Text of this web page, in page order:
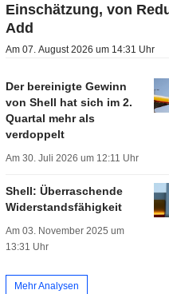
Einschätzung, von
Add
Am 07. August 2026 um 14:31 Uhr
Der bereinigte Gewinn
von Shell hat sich im 2.
Quartal mehr als
verdoppelt
Am 30. Juli 2026 um 12:11 Uhr
Shell: Überraschende
Widerstandsfähigkeit
Am 03. November 2025 um
13:31 Uhr
Mehr Analysen